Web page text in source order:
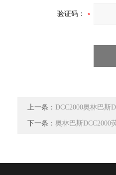
验证码：
上一条： DCC2000奥林巴斯
下一条： 奥林巴斯DCC2000